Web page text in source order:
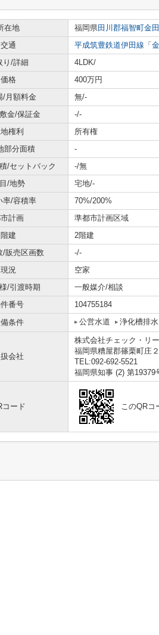
在地 福岡県田川郡福智町金田
交通
平成筑豊鉄道伊田線 「
り/詳細
4LDK/
価格
400万円
/月額料金
無/-
金/保証金
-/-
権利
所有権
部分面積
-
/セットバック
-/無
/地勢
宅地/-
率/容積率
70%/200%
計画
準都市計画区域
階建
2階建
/販売区画数
-/-
現況
空家
/引渡時期
一般媒介/相談
番号
104755184
条件
公営水道 浄化槽排水
会社
株式会社チェック・リ
福岡県糟屋郡篠栗町庄
TEL:092-692-5521
福岡県知事 (2) 第19379
コード このQRコ